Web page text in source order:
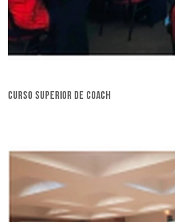
curso superior de coach